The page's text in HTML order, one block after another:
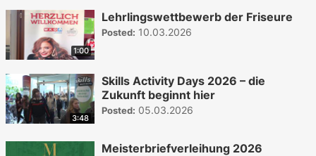
1:00
Lehrlingswettbewerb der Friseure
Posted: 10.03.2026
3:48
Skills Activity Days 2026 – die
Zukunft beginnt hier
Posted: 05.03.2026
Meisterbriefverleihung 2026